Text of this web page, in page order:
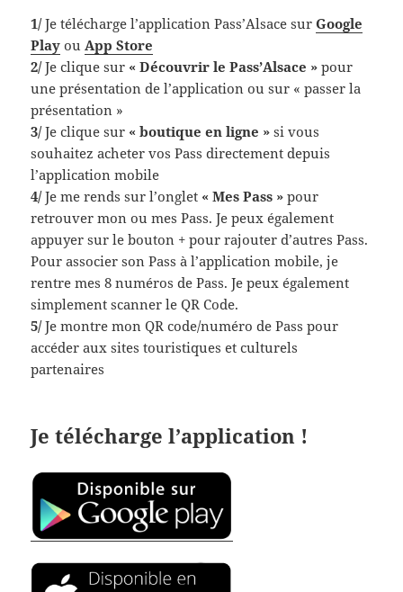
1/Je télécharge l’application Pass’Alsace surGoogle
Play ou App Store
2/Je clique sur « Découvrir le Pass’Alsace » pour
une présentation de l’application ou sur « passer la
présentation »
3/Je clique sur « boutique en ligne » si vous
souhaitez acheter vos Pass directement depuis
l’application mobile
4/Je me rends sur l’onglet « Mes Pass » pour
retrouver mon ou mes Pass. Je peux également
appuyer sur le bouton + pour rajouter d’autres Pass.
Pour associer son Pass à l’application mobile, je
rentre mes 8 numéros de Pass. Je peux également
simplement scanner le QR Code.
5/Je montre mon QR code/numéro de Pass pour
accéder aux sites touristiques et culturels
partenaires
Je télécharge l’application !